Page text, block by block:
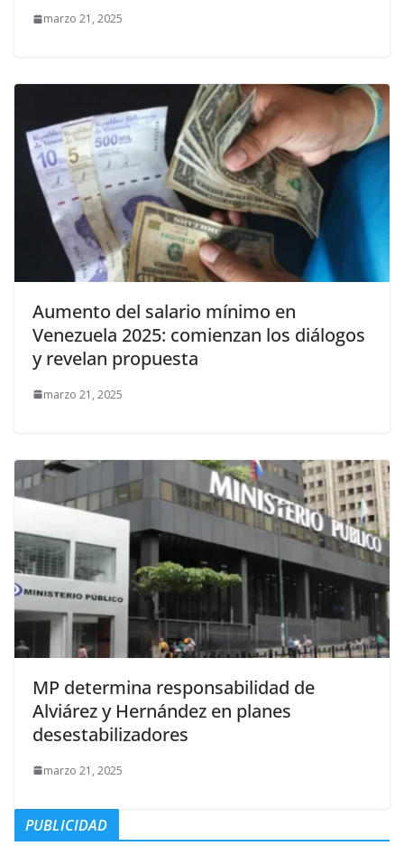
marzo 21, 2025
Aumento del salario mínimo en
Venezuela 2025: comienzan los diálogos
y revelan propuesta
marzo 21, 2025
MP determina responsabilidad de
Alviárez y Hernández en planes
desestabilizadores
marzo 21, 2025
PUBLICIDAD